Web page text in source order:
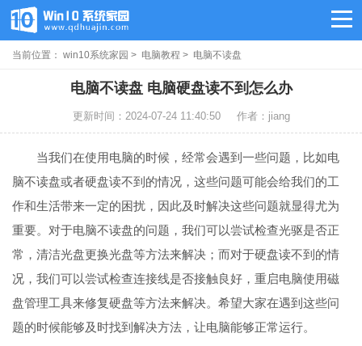
当前位置： win10系统家园 > 电脑教程 > 电脑不读盘
电脑不读盘 电脑硬盘读不到怎么办
更新时间：2024-07-24 11:40:50 作者：jiang
当我们在使用电脑的时候，经常会遇到一些问题，比如电
脑不读盘或者硬盘读不到的情况，这些问题可能会给我们的工
作和生活带来一定的困扰，因此及时解决这些问题就显得尤为
重要。对于电脑不读盘的问题，我们可以尝试检查光驱是否正
常，清洁光盘更换光盘等方法来解决；而对于硬盘读不到的情
况，我们可以尝试检查连接线是否接触良好，重启电脑使用磁
盘管理工具来修复硬盘等方法来解决。希望大家在遇到这些问
题的时候能够及时找到解决方法，让电脑能够正常运行。